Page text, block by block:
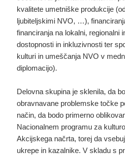
kvalitete umetniške produkcije
ljubiteljskimi NVO, …),
financiranja na lokalni, regionalni
dostopnosti in inkluzivnosti ter
kulturi in umeščanja NVO v
diplomacijo).
Delovna skupina je sklenila, da
obravnavane problemske točke
način, da bodo primerno
Nacionalnem programu za
Akcijskega načrta, torej da
ukrepe in kazalnike. V skladu s